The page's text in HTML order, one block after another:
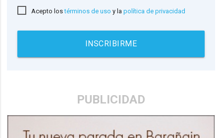
Acepto lostérminos de uso y lapolítica de privacidad
INSCRIBIRME
PUBLICIDAD